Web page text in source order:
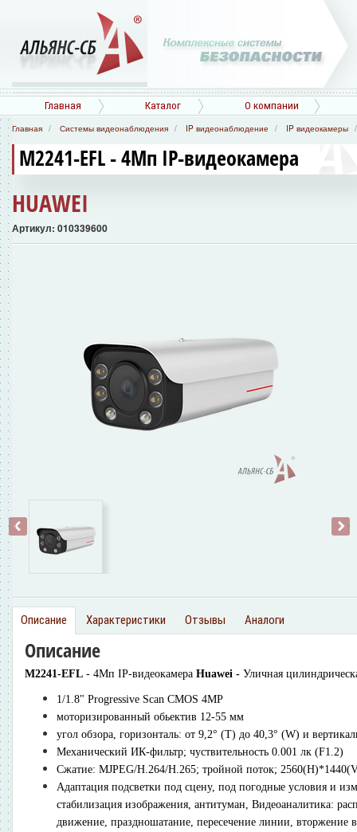
Главная Каталог О компании
Главная Системы видеонаблюдения IP видеонаблюдение IP видеокамеры
M2241-EFL - 4Мп IP-видеокамера
HUAWEI
Артикул: 010339600
‹ ›
Описание Характеристики Отзывы Аналоги
Описание
M2241-EFL - 4Мп IP-видеокамера Huawei - Уличная
1/1.8" Progressive Scan CMOS 4MP
моторизированный обьектив 12-55 мм
угол обзора, горизонталь: от 9,2° (T) до 40,3° (W) и
Механический ИК-фильтр; чуствительность 0.001 лк (F1.2)
Сжатие: MJPEG/H.264/H.265; тройной поток;
Адаптация подсветки под сцену, под погодные условия и
стабилизация изображения, антитуман, Видеоаналитика:
движение, праздношатание, пересечение линии, вторжение